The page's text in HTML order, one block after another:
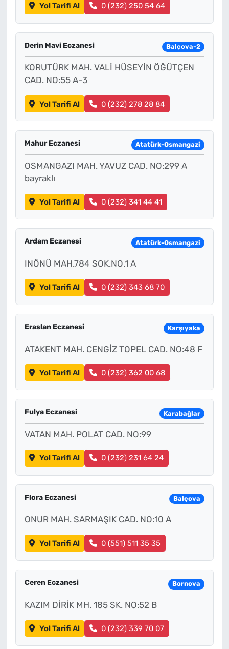
Yol Tarifi Al 0 (232) 250 54 64
Derin Mavi Eczanesi Balçova-2
KORUTÜRK MAH. VALİ HÜSEYİN ÖĞÜTÇEN
CAD. NO:55 A-3
Yol Tarifi Al 0 (232) 278 28 84
Mahur Eczanesi Atatürk-Osmangazi
OSMANGAZI MAH. YAVUZ CAD. NO:299 A
bayraklı
Yol Tarifi Al 0 (232) 341 44 41
Ardam Eczanesi Atatürk-Osmangazi
INÖNÜ MAH.784 SOK.NO.1 A
Yol Tarifi Al 0 (232) 343 68 70
Eraslan Eczanesi Karşıyaka
ATAKENT MAH. CENGİZ TOPEL CAD. NO:48 F
Yol Tarifi Al 0 (232) 362 00 68
Fulya Eczanesi Karabağlar
VATAN MAH. POLAT CAD. NO:99
Yol Tarifi Al 0 (232) 231 64 24
Flora Eczanesi Balçova
ONUR MAH. SARMAŞIK CAD. NO:10 A
Yol Tarifi Al 0 (551) 511 35 35
Ceren Eczanesi Bornova
KAZIM DİRİK MH. 185 SK. NO:52 B
Yol Tarifi Al 0 (232) 339 70 07